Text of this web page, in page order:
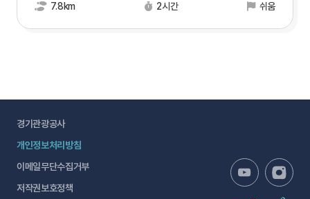
7.8km
2시간 쉬움
경기관광공사
개인정보처리방침
이메일무단수집거부
저작권보호정책